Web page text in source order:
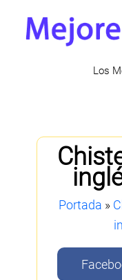
Los
Portada »